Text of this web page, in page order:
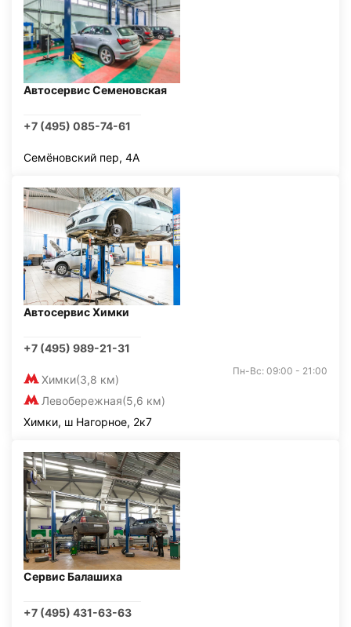
Автосервис Семеновская
+7 (495) 085-74-61
Семёновский пер, 4А
Автосервис Химки
+7 (495) 989-21-31
Химки(3,8 км)
Левобережная(5,6 км)
Пн-Вс: 09:00 - 21:00
Химки, ш Нагорное, 2к7
Сервис Балашиха
+7 (495) 431-63-63